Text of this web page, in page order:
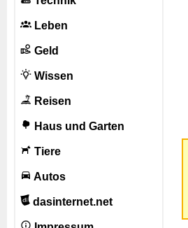
Leben
Geld
Wissen
Reisen
Haus und Garten
Tiere
Autos
dasinternet.net